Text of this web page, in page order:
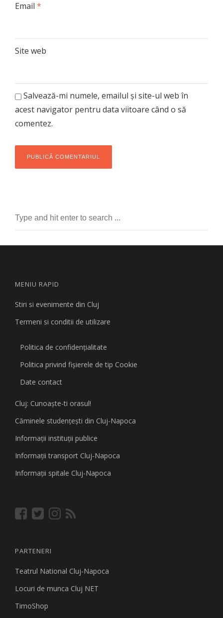
Email *
Site web
Salvează-mi numele, emailul și site-ul web în
acest navigator pentru data viitoare când o să
comentez.
MENIU RAPID
Stiri si evenimente din Cluj
Termeni si conditii de utilizare
Politica de confidențialitate
Politica privind fişierele de tip Cookie
Date contact
Cluj: Cunoaşte-ti orasul!
Căminele studenţeşti din Cluj-Napoca
Informaţii instituţii publice
Informaţii transport Cluj-Napoca
Informaţii spitale Cluj-Napoca
PARTENERI
Teatrul National Cluj-Napoca
Locuri de munca Cluj NET
TimoShop